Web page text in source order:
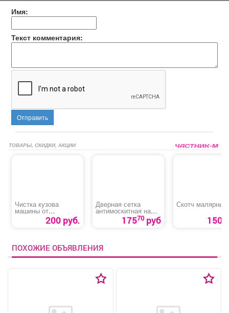
Имя:
Текст комментария:
Отправить
ТОВАРЫ, СКИДКИ, АКЦИИ
Чистка кузова
машины от
битумных пятен
200 руб.
Дверная сетка
антимоскитная на
магнитах17570руб
Скотч малярный
150
ПОХОЖИЕ ОБЪЯВЛЕНИЯ